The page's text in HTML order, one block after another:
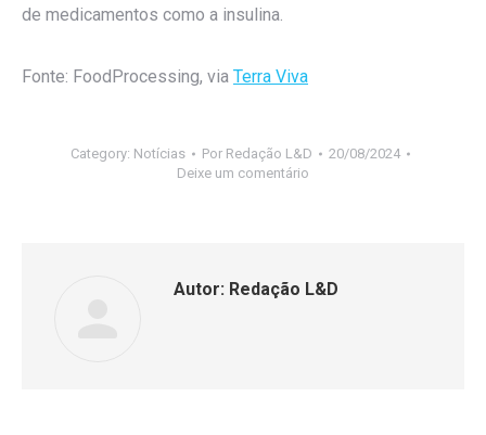
de medicamentos como a insulina.
Fonte: FoodProcessing, via Terra Viva
Category: Notícias Por Redação L&D
20/08/2024
Deixe um comentário
Autor: Redação L&D